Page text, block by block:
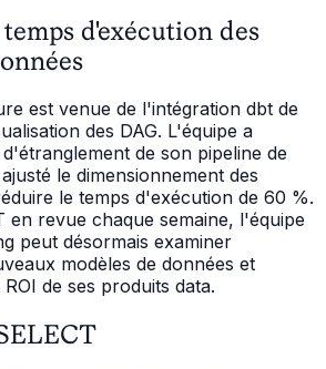
d'exécution des
est venue de l'intégration dbt de
des DAG. L'équipe a
de son pipeline de
le dimensionnement des
le temps d'exécution de 60 %.
en revue chaque semaine, l'équipe
peut désormais examiner
modèles de données et
de ses produits data.